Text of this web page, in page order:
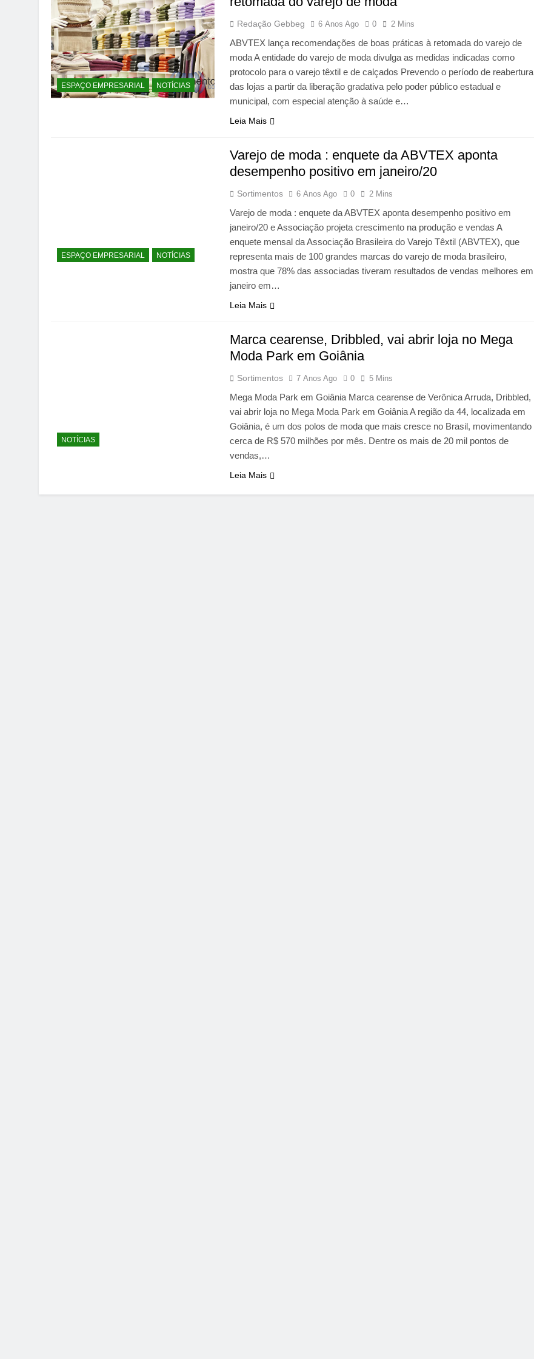
ESPAÇO EMPRESARIAL NOTÍCIAS
Redação Gebbeg 6 Anos Ago 0 2 Mins
ABVTEX lança recomendações de boas práticas à retomada do varejo de
moda A entidade do varejo de moda divulga as medidas indicadas como
protocolo para o varejo têxtil e de calçados Prevendo o período de reabertura
das lojas a partir da liberação gradativa pelo poder público estadual e
municipal, com especial atenção à saúde e…
Leia Mais
ESPAÇO EMPRESARIAL NOTÍCIAS
Varejo de moda : enquete da ABVTEX aponta
desempenho positivo em janeiro/20
Sortimentos 6 Anos Ago 0 2 Mins
Varejo de moda : enquete da ABVTEX aponta desempenho positivo em
janeiro/20 e Associação projeta crescimento na produção e vendas A
enquete mensal da Associação Brasileira do Varejo Têxtil (ABVTEX), que
representa mais de 100 grandes marcas do varejo de moda brasileiro,
mostra que 78% das associadas tiveram resultados de vendas melhores em
janeiro em…
Leia Mais
NOTÍCIAS
Marca cearense, Dribbled, vai abrir loja no Mega
Moda Park em Goiânia
Sortimentos 7 Anos Ago 0 5 Mins
Mega Moda Park em Goiânia Marca cearense de Verônica Arruda, Dribbled,
vai abrir loja no Mega Moda Park em Goiânia A região da 44, localizada em
Goiânia, é um dos polos de moda que mais cresce no Brasil, movimentando
cerca de R$ 570 milhões por mês. Dentre os mais de 20 mil pontos de
vendas,…
Leia Mais